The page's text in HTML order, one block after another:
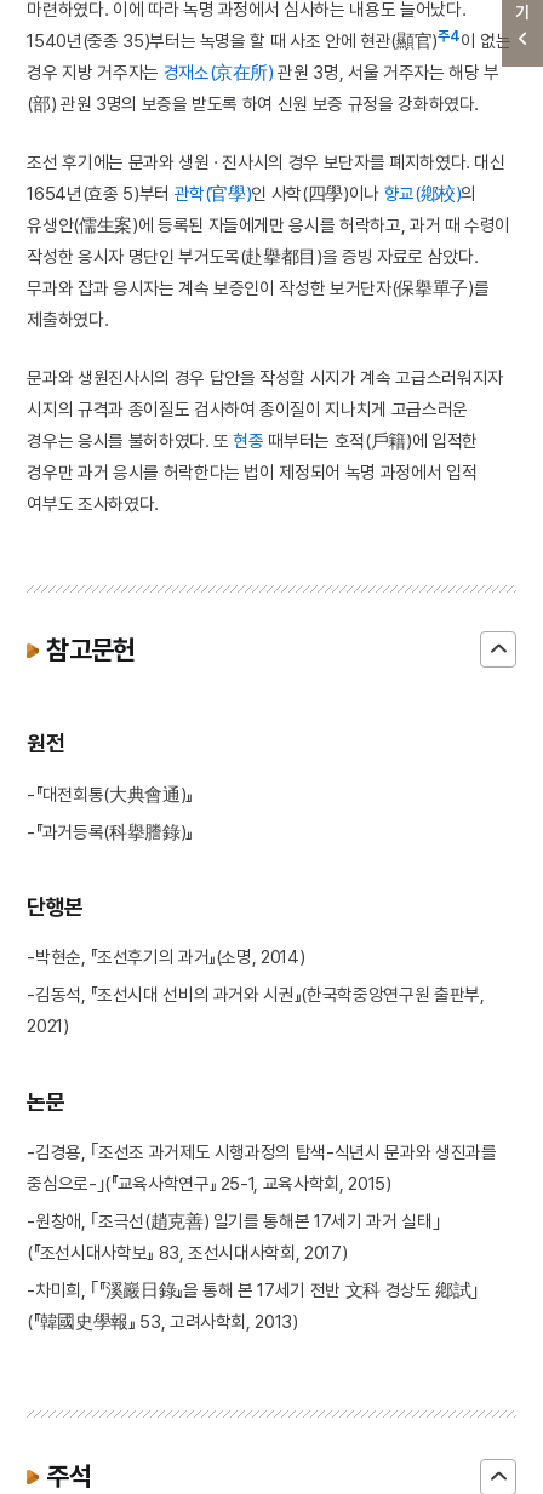
마련하였다. 이에 따라 녹명 과정에서 심사하는 내용도 늘어났다.
1540년(중종 35)부터는 녹명을 할 때 사조 안에 현관(顯官)주4이 없는
경우 지방 거주자는 경재소(京在所) 관원 3명, 서울 거주자는 해당 부
(部) 관원 3명의 보증을 받도록 하여 신원 보증 규정을 강화하였다.
조선 후기에는 문과와 생원 · 진사시의 경우 보단자를 폐지하였다. 대신
1654년(효종 5)부터 관학(官學)인 사학(四學)이나 향교(鄕校)의
유생안(儒生案)에 등록된 자들에게만 응시를 허락하고, 과거 때 수령이
작성한 응시자 명단인 부거도목(赴擧都目)을 증빙 자료로 삼았다.
무과와 잡과 응시자는 계속 보증인이 작성한 보거단자(保擧單子)를
제출하였다.
문과와 생원진사시의 경우 답안을 작성할 시지가 계속 고급스러워지자
시지의 규격과 종이질도 검사하여 종이질이 지나치게 고급스러운
경우는 응시를 불허하였다. 또현종 때부터는 호적(戶籍)에 입적한
경우만 과거 응시를 허락한다는 법이 제정되어 녹명 과정에서 입적
여부도 조사하였다.
참고문헌
원전
-『대전회통(大典會通)』
-『과거등록(科擧謄錄)』
단행본
-박현순, 『조선후기의 과거』(소명, 2014)
-김동석, 『조선시대 선비의 과거와 시권』(한국학중앙연구원 출판부,
2021)
논문
-김경용, ｢조선조 과거제도 시행과정의 탐색-식년시 문과와 생진과를
중심으로-｣(『교육사학연구』 25-1, 교육사학회, 2015)
-원창애, ｢조극선(趙克善) 일기를 통해본 17세기 과거 실태｣
(『조선시대사학보』 83, 조선시대사학회, 2017)
-차미희, ｢『溪巖日錄』을 통해 본 17세기 전반 文科 경상도 鄕試｣
(『韓國史學報』 53, 고려사학회, 2013)
주석